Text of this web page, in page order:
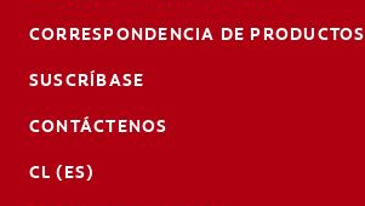
CORRESPONDENCIA DE PRODUCTOS
SUSCRÍBASE
CONTÁCTENOS
CL (ES)